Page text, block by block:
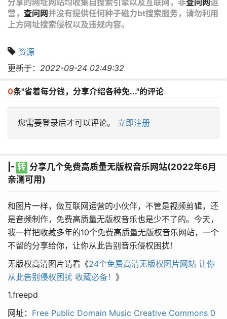
分享的网址网站均收集自搜索引擎以及互联网，非查问网运
营， 查问网并没有提供任何种子磁力bt搜索服务，请勿利用
上方网址搜索侵权以及违规内容。
资源
更新于： 2022-09-24 02:49:32
0条"省着每分钱，分享介绍各种免..."的评论
您需要登录后才可以评论。 立即注册
|- 转 分享几个免费高质量无版权音乐网站(2022年6月
亲测可用)
和图片一样，做互联网运营的小伙伴，不管是视频剪辑，还
是音频制作，免费高质量无版权音乐也是少不了的。今天，
我一样把收藏多年的10个免费高质量无版权音乐网站，一个
不留的分享给你，让你从此告别音乐侵权困扰！
无版权高清图片请看《24个免费高清无版权图片网站 让你
从此告别侵权困扰 收藏必备！ 》
1.freepd
网址： Free Public Domain Music Creative Commons 0